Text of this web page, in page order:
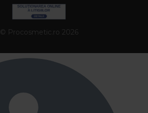
© Procosmetic.ro 2026